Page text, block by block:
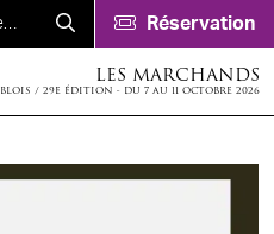
Réservation
LES MARCHANDS
BLOIS / 29E ÉDITION - DU 7 AU 11 OCTOBRE 2026